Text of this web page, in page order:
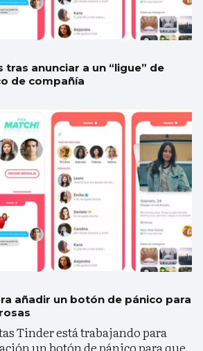
tras anunciar a un “ligue” de
de compañía
añadir un botón de pánico para
Tinder está trabajando para
un botón de pánico para que